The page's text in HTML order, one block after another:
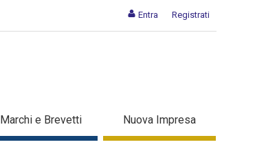
Entra Registrati
Marchi e Brevetti Nuova Impresa